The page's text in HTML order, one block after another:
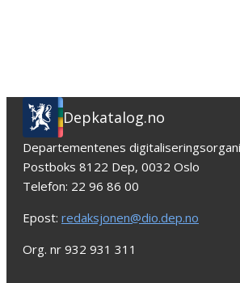
Depkatalog.no
Departementenes
Postboks 8122 Dep, 0032 Oslo
Telefon: 22 96 86 00
Epost: redaksjonen@dio.dep.no
Org. nr 932 931 311